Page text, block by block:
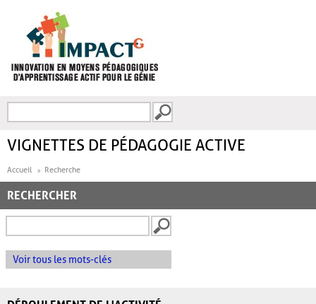
FORMULAIRE DE
VIGNETTES DE PÉDAGOGIE ACTIVE
Accueil Recherche
RECHERCHER
Voir tous les mots-clés